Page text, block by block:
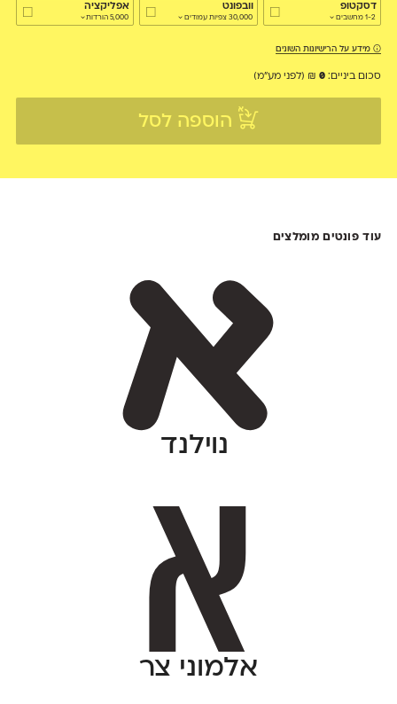
דסקטופ
1-2 מחשבים
וובפונט
30,000 צפיות עמודים
אפליקציה
5,000 הורדות
מידע על הרישיונות השונים
סכום ביניים: 0
₪ (לפני מע״מ)
הוספה לסל
עוד פונטים מומלצים
נוילנד
אלמוני צר